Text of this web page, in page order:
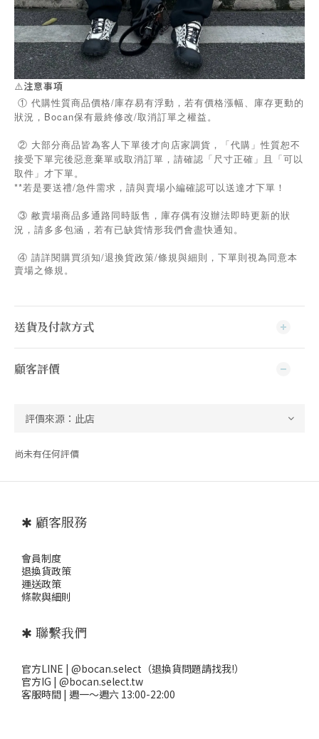
⚠️注意事項
① 代購性質商品價格/庫存易有浮動，若有價格漲幅、庫存更動的
狀況，Bocan保有最終修改/取消訂單之權益。
② 大部分商品皆為客人下單後才向店家調貨，「代購」性質恕不
接受下單完後惡意棄單或取消訂單，請確認「尺寸正確」且「可以
取件」才下單。
**若是要送禮/急件需求，請與賣場小編確認可以送達才下單！
③ 敝賣場商品多通路同時販售，庫存偶有沒辦法即時更新的狀
況，請多多包涵，若有已缺貨情形我們會盡快通知。
④ 請詳閱購買須知/退換貨政策/條規與細則，下單則視為同意本
賣場之條規。
送貨及付款方式
顧客評價
尚未有任何評價
✱ 顧客服務
會員制度
退換貨政策
運送政策
條款與細則
✱ 聯繫我們
官方LINE | @bocan.select（退換貨問題請找我!）
官方IG | @bocan.select.tw
客服時間 | 週一～週六 13:00-22:00